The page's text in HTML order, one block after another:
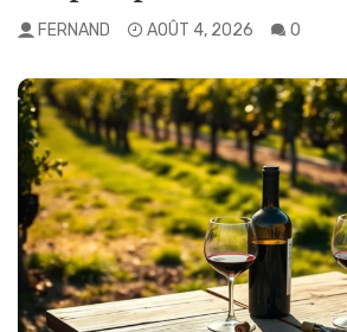
FERNAND AOÛT 4, 2026 0